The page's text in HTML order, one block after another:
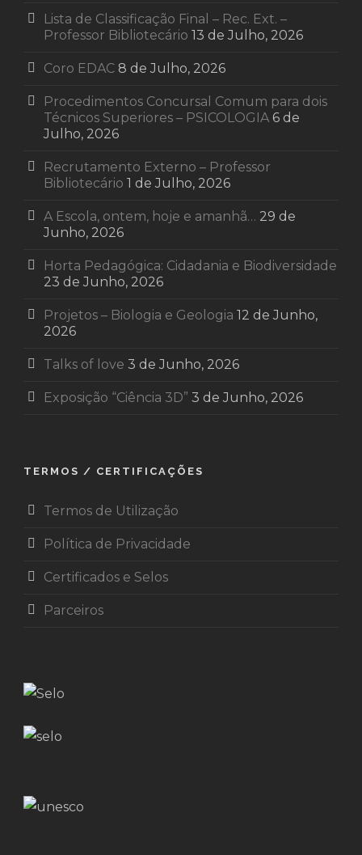
Lista de Classificação Final – Rec. Ext. –
Professor Bibliotecário 13 de Julho, 2026
Coro EDAC 8 de Julho, 2026
Procedimentos Concursal Comum para dois
Técnicos Superiores – PSICOLOGIA 6 de
Julho, 2026
Recrutamento Externo – Professor
Bibliotecário 1 de Julho, 2026
A Escola, ontem, hoje e amanhã… 29 de
Junho, 2026
Horta Pedagógica: Cidadania e Biodiversidade
23 de Junho, 2026
Projetos – Biologia e Geologia 12 de Junho,
2026
Talks of love 3 de Junho, 2026
Exposição “Ciência 3D” 3 de Junho, 2026
TERMOS / CERTIFICAÇÕES
Termos de Utilização
Política de Privacidade
Certificados e Selos
Parceiros